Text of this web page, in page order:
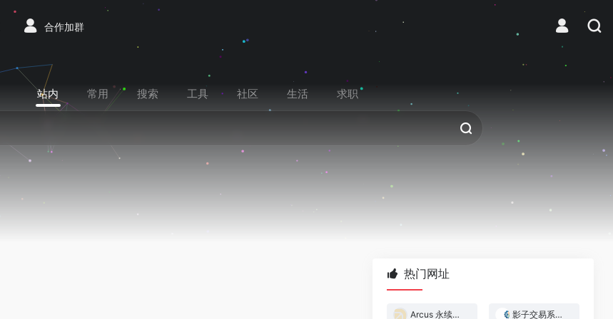
合作加群
站内 常用 搜索 工具 社区 生活 求职
热门网址
Arcus 永续合约交易所 影子交易系统 — 跟着做市商赚钱